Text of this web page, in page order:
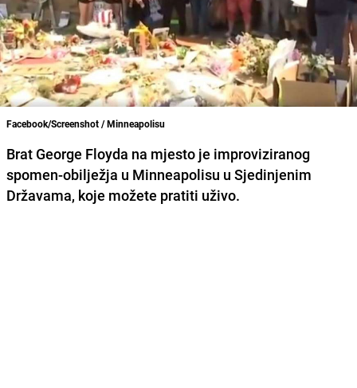
Facebook/Screenshot / Minneapolisu
Brat George Floyda na mjesto je improviziranog
spomen-obilježja u Minneapolisu u Sjedinjenim
Državama, koje možete pratiti uživo.